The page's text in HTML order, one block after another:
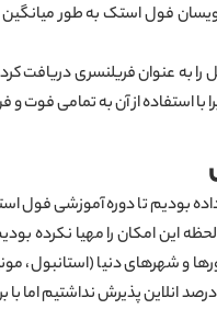
به عنوان فریلنسری دریافت
با استفاده از آن به تمامی فوت
تا دوره آموزشی فول استک
این امکان را مهیا نکرده
و شهرهای دنیا (استانبول،
میکنیم. اما دوره های در حال اجرا به شیوه ترکیبی حضوری و آنلاین پیش میروند